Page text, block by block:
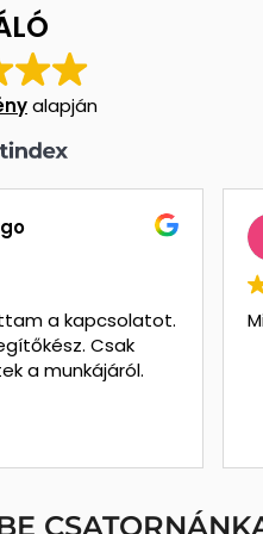
alapján
a kapcsolatot.
Csak
a munkájáról.